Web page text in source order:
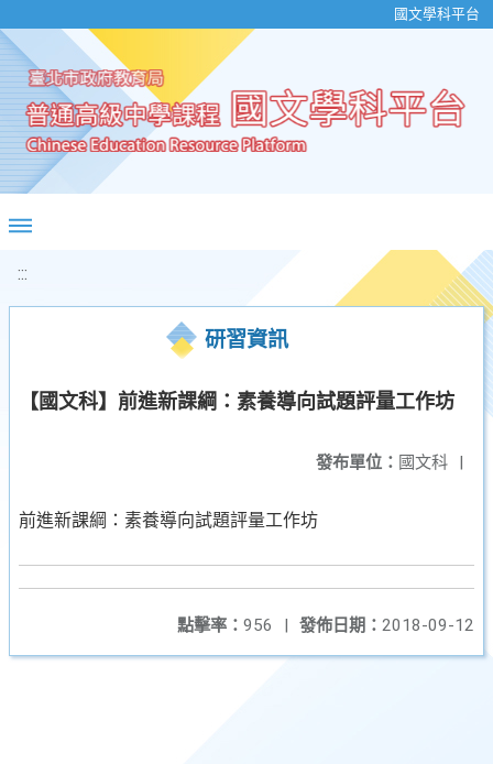
國文學科平台
:::
研習資訊
【國文科】前進新課綱：素養導向試題評量工作坊
發布單位： 國文科 |
前進新課綱：素養導向試題評量工作坊
發佈日期： 2018-09-12
點擊率： 956 |